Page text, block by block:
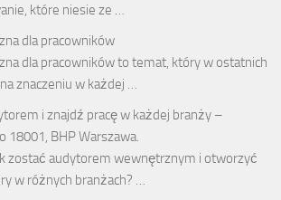
które niesie ze …
dla pracowników
dla pracowników to temat, który w ostatnich
znaczeniu w każdej …
i znajdź pracę w każdej branży –
18001, BHP Warszawa.
zostać audytorem wewnętrznym i otworzyć
w różnych branżach? …